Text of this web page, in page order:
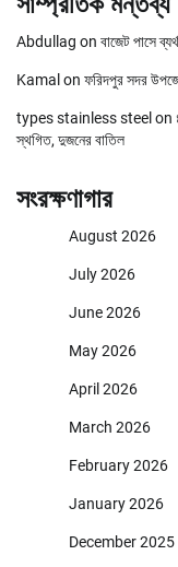
Abdullag on বাজেট পাসে
Kamal on ফরিদপুর সদর
types stainless steel on
স্থগিত, দুজনের বাতিল
সংরক্ষণাগার
August 2026
July 2026
June 2026
May 2026
April 2026
March 2026
February 2026
January 2026
December 2025